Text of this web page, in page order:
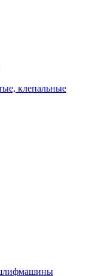
клепальные